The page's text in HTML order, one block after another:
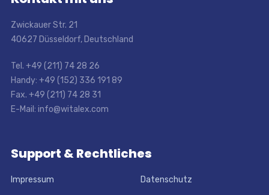
Zwickauer Str. 21
40627 Düsseldorf, Deutschland
Tel. +49 (211) 74 28 26
Handy: +49 (152) 336 191 89
Fax. +49 (211) 74 28 31
E-Mail: info@witalex.com
Support & Rechtliches
Impressum Datenschutz